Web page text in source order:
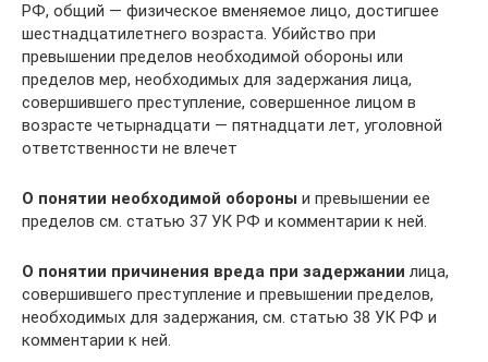
РФ, общий — физическое вменяемое лицо, достигшее
шестнадцатилетнего возраста. Убийство при
превышении пределов необходимой обороны или
пределов мер, необходимых для задержания лица,
совершившего преступление, совершенное лицом в
возрасте четырнадцати — пятнадцати лет, уголовной
ответственности не влечет
О понятии необходимой обороны и превышении ее
пределов см. статью 37 УК РФ и комментарии к ней.
О понятии причинения вреда при задержании лица,
совершившего преступление и превышении пределов,
необходимых для задержания, см. статью 38 УК РФ и
комментарии к ней.